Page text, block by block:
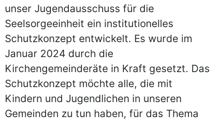
unser Jugendausschuss für die
Seelsorgeeinheit ein institutionelles
Schutzkonzept entwickelt. Es wurde im
Januar 2024 durch die
Kirchengemeinderäte in Kraft gesetzt. Das
Schutzkonzept möchte alle, die mit
Kindern und Jugendlichen in unseren
Gemeinden zu tun haben, für das Thema